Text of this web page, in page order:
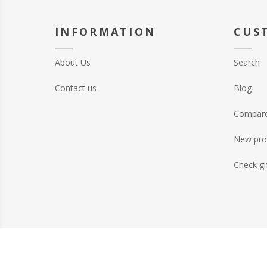
INFORMATION
About Us
Contact us
Search
Blog
New
Check